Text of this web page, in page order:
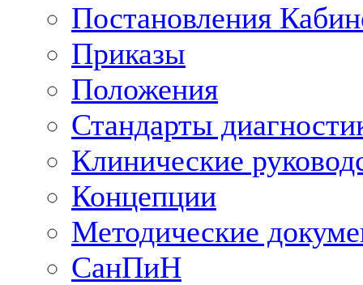
Постановления
Приказы
Положения
Стандарты
Клинические
Концепции
Методические
СанПиН